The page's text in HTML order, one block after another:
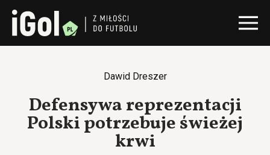
Dawid Dreszer
Defensywa reprezentacji
Polski potrzebuje świeżej
krwi